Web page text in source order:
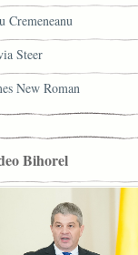
Cremeneanu
Steer
New Roman
Bihorel